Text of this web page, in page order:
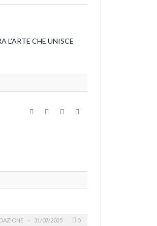
L’ARTE CHE UNISCE
WebsiteFacebookTwitter
31/07/2025 0